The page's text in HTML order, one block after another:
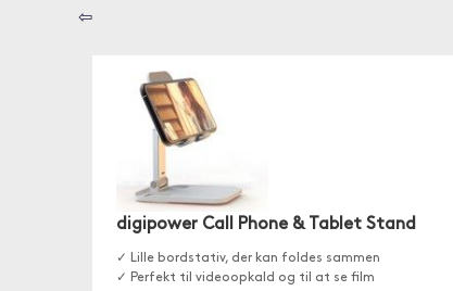
⇦
digipower Call Phone & Tablet Stand
✓ Lille bordstativ, der kan foldes sammen
✓ Perfekt til videoopkald og til at se film